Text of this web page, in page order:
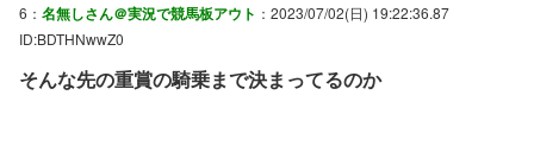
6： 名無しさん＠実況で競馬板アウト ：2023/07/02(日) 19:22:36.87
ID:BDTHNwwZ0
そんな先の重賞の騎乗まで決まってるのか